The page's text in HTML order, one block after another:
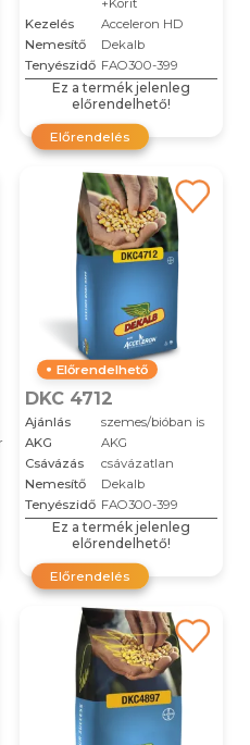
Kezelés
Acceleron HD
Nemesítő
Dekalb
Tenyészidő FAO300-399
Ez a termék jelenleg
előrendelhető!
Előrendelés
Előrendelhető
DKC 4712
Ajánlás
szemes/bióban is
AKG
AKG
Csávázás
csávázatlan
Nemesítő
Dekalb
Tenyészidő FAO300-399
Ez a termék jelenleg
előrendelhető!
Előrendelés